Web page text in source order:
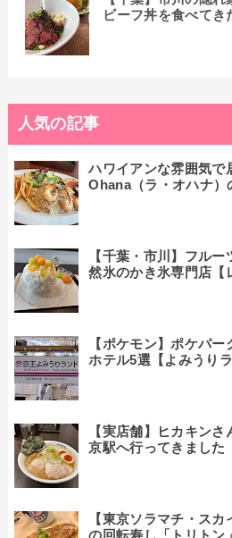
ビーフ丼を食べてき
人気の記事
ハワイアンな雰囲気で
Ohana（ラ・オハナ）
【千葉・市川】フル
然氷のかき氷専門店【
【ポケモン】ポケパ
ホテル5選【よみうりラ
【実店舗】ヒカキン
京駅へ行ってきました
【東京ソラマチ・ス